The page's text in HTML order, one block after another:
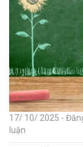
17/ 10/ 2025 -
luận